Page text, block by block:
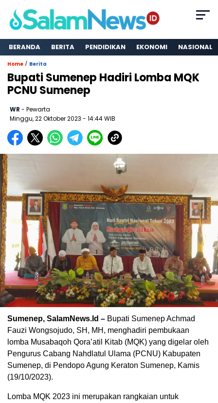
BERANDA BERITA PENDIDIKAN EKONOMI NASIONAL
Home / Berita
Bupati Sumenep Hadiri Lomba MQK
PCNU Sumenep
WR - Pewarta
Minggu, 22 Oktober 2023 - 14:44 WIB
Sumenep, SalamNews.Id – Bupati Sumenep Achmad
Fauzi Wongsojudo, SH, MH, menghadiri pembukaan
lomba Musabaqoh Qora’atil Kitab (MQK) yang digelar oleh
Pengurus Cabang Nahdlatul Ulama (PCNU) Kabupaten
Sumenep, di Pendopo Agung Keraton Sumenep, Kamis
(19/10/2023).
Lomba MQK 2023 ini merupakan rangkaian untuk